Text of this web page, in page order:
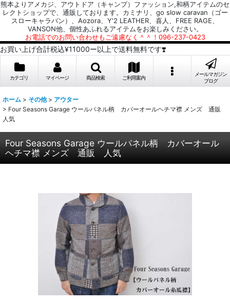
熊本よりアメカジ、アウトドア（キャンプ）ファッション,和柄アイテムのセ
レクトショップで、通販しております。カミナリ、go slow caravan（ゴー
スローキャラバン）、Aozora、Y'2 LEATHER、喜人、FREE RAGE、
VANSON他、個性あふれるアイテムをお楽しみください。
お電話でのお問い合わせもご遠慮なく＾＾！096-237-0423
お買い上げ合計税込¥11000ー以上で送料無料です❣️
カテゴリ マイページ 商品検索 ご利用案内
メールマガジン
ブログ
ホーム > その他 > アウター
> Four Seasons Garage ウールパネル柄 カバーオールヘチマ襟 メンズ 通販
人気
Four Seasons Garage ウールパネル柄 カバーオール
ヘチマ襟 メンズ 通販 人気